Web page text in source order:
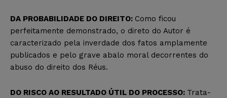
DA PROBABILIDADE DO DIREITO: Como ficou
perfeitamente demonstrado, o direto do Autor é
caracterizado pela inverdade dos fatos amplamente
publicados e pelo grave abalo moral decorrentes do
abuso do direito dos Réus.
DO RISCO AO RESULTADO ÚTIL DO PROCESSO: Trata-